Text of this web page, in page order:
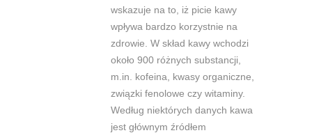
wskazuje na to, iż picie kawy
wpływa bardzo korzystnie na
zdrowie. W skład kawy wchodzi
około 900 różnych substancji,
m.in. kofeina, kwasy organiczne,
związki fenolowe czy witaminy.
Według niektórych danych kawa
jest głównym źródłem